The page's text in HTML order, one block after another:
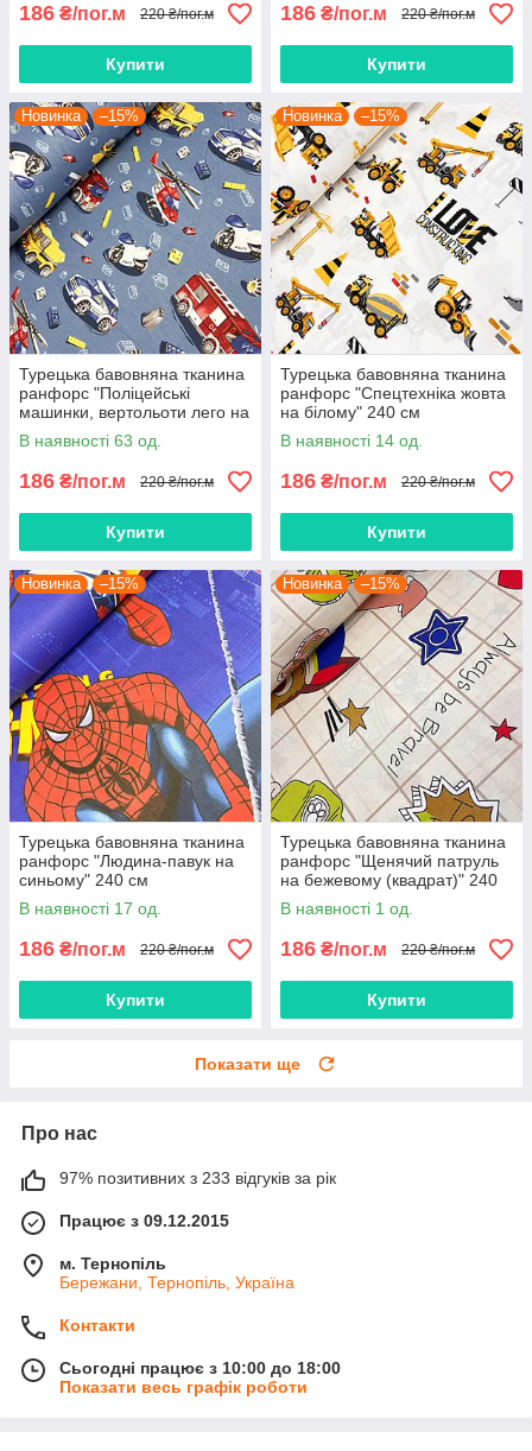
186 ₴/пог.м 220 ₴/пог.м
Купити
186 ₴/пог.м 220 ₴/пог.м
Купити
Новинка –15%
Турецька бавовняна тканина
ранфорс "Поліцейські
машинки, вертольоти лего на
джинсовому" 240 см
В наявності 63 од.
186 ₴/пог.м 220 ₴/пог.м
Купити
Новинка –15%
Турецька бавовняна тканина
ранфорс "Спецтехніка жовта
на білому" 240 см
В наявності 14 од.
186 ₴/пог.м 220 ₴/пог.м
Купити
Новинка –15%
Турецька бавовняна тканина
ранфорс "Людина-павук на
синьому" 240 см
В наявності 17 од.
186 ₴/пог.м 220 ₴/пог.м
Купити
Новинка –15%
Турецька бавовняна тканина
ранфорс "Щенячий патруль
на бежевому (квадрат)" 240
см
В наявності 1 од.
186 ₴/пог.м 220 ₴/пог.м
Купити
Показати ще
Про нас
97% позитивних з 233 відгуків за рік
Працює з 09.12.2015
м. Тернопіль
Бережани, Тернопіль, Україна
Контакти
Сьогодні працює з 10:00 до 18:00
Показати весь графік роботи